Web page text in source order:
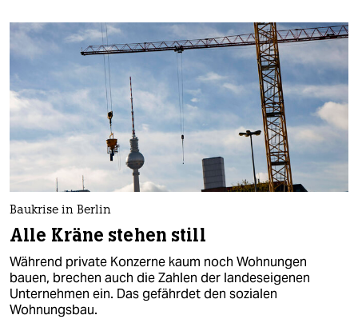
Baukrise in Berlin
Alle Kräne stehen still
Während private Konzerne kaum noch Wohnungen
bauen, brechen auch die Zahlen der landeseigenen
Unternehmen ein. Das gefährdet den sozialen
Wohnungsbau.